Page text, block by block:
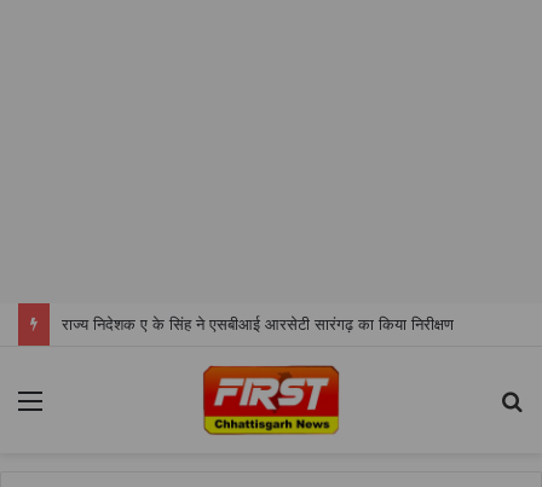
राज्य निदेशक ए के सिंह ने एसबीआई आरसेटी सारंगढ़ का किया निरीक्षण
Menu